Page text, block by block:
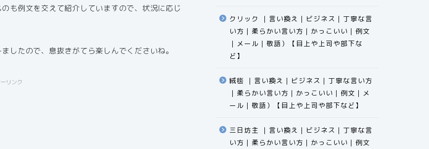
も例文を交えて紹介していますので、状況に応じ
したので、息抜きがてら楽しんでくださいね。
リンク
クリック ｜言い換え｜ビジネス｜丁寧な言
い方｜柔らかい言い方｜かっこいい｜例文
｜メール｜敬語）【目上や上司や部下な
ど】​​​​​​​​​​​​​​​​
絨毯 ｜言い換え｜ビジネス｜丁寧な言い方
｜柔らかい言い方｜かっこいい｜例文｜メ
ール｜敬語）【目上や上司や部下など】​​​​​​​​​​​​​​​​
三日坊主 ｜言い換え｜ビジネス｜丁寧な言
い方｜柔らかい言い方｜かっこいい｜例文